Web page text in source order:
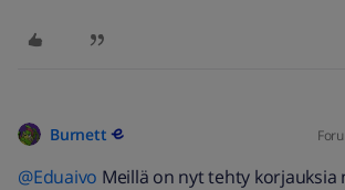
Burnett
@Eduaivo Meillä on nyt tehty korjauksia